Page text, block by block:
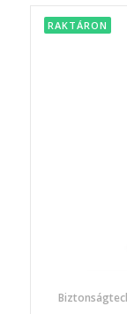
RAKTÁRON